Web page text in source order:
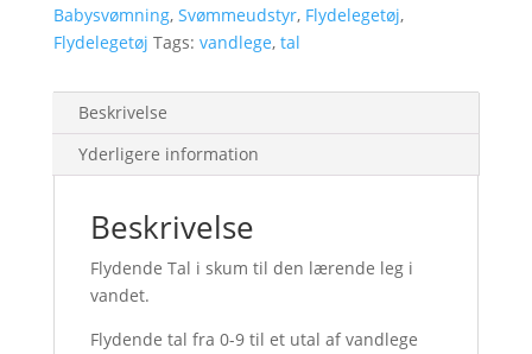
Babysvømning, Svømmeudstyr, Flydelegetøj,
Flydelegetøj Tags: vandlege, tal
Beskrivelse
Yderligere information
Beskrivelse
Flydende Tal i skum til den lærende leg i
vandet.
Flydende tal fra 0-9 til et utal af vandlege